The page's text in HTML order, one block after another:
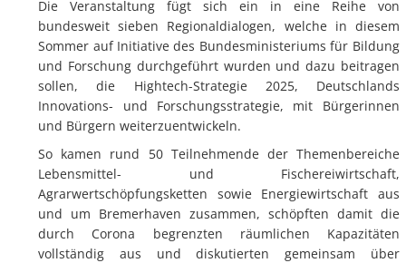
Die Veranstaltung fügt sich ein in eine Reihe von
bundesweit sieben Regionaldialogen, welche in diesem
Sommer auf Initiative des Bundesministeriums für Bildung
und Forschung durchgeführt wurden und dazu beitragen
sollen, die Hightech-Strategie 2025, Deutschlands
Innovations- und Forschungsstrategie, mit Bürgerinnen
und Bürgern weiterzuentwickeln.
So kamen rund 50 Teilnehmende der Themenbereiche
Lebensmittel- und Fischereiwirtschaft,
Agrarwertschöpfungsketten sowie Energiewirtschaft aus
und um Bremerhaven zusammen, schöpften damit die
durch Corona begrenzten räumlichen Kapazitäten
vollständig aus und diskutierten gemeinsam über